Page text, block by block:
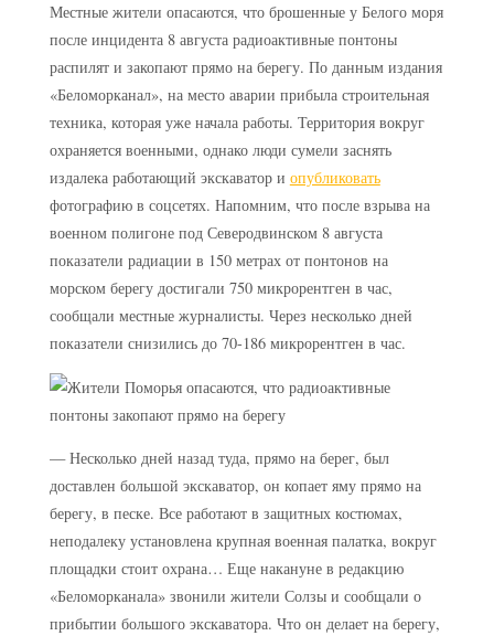
Местные жители опасаются, что брошенные у Белого моря
после инцидента 8 августа радиоактивные понтоны
распилят и закопают прямо на берегу. По данным издания
«Беломорканал», на место аварии прибыла строительная
техника, которая уже начала работы. Территория вокруг
охраняется военными, однако люди сумели заснять
издалека работающий экскаватор и опубликовать
фотографию в соцсетях. Напомним, что после взрыва на
военном полигоне под Северодвинском 8 августа
показатели радиации в 150 метрах от понтонов на
морском берегу достигали 750 микрорентген в час,
сообщали местные журналисты. Через несколько дней
показатели снизились до 70-186 микрорентген в час.
— Несколько дней назад туда, прямо на берег, был
доставлен большой экскаватор, он копает яму прямо на
берегу, в песке. Все работают в защитных костюмах,
неподалеку установлена крупная военная палатка, вокруг
площадки стоит охрана… Еще накануне в редакцию
«Беломорканала» звонили жители Солзы и сообщали о
прибытии большого экскаватора. Что он делает на берегу,